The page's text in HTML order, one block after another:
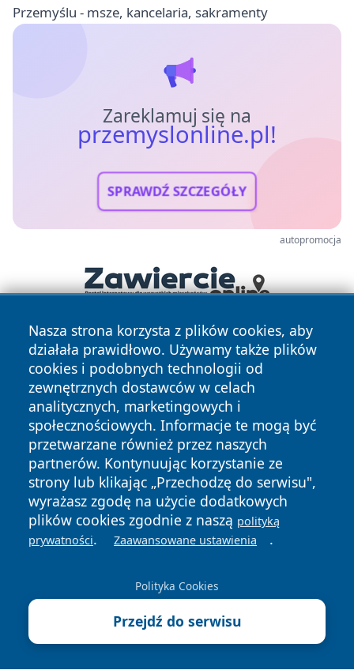
Przemyślu - msze, kancelaria, sakramenty
Zareklamuj się na
przemyslonline.pl!
SPRAWDŹ SZCZEGÓŁY
autopromocja
Nasza strona korzysta z plików cookies, aby
działała prawidłowo. Używamy także plików
cookies i podobnych technologii od
zewnętrznych dostawców w celach
analitycznych, marketingowych i
społecznościowych. Informacje te mogą być
przetwarzane również przez naszych
partnerów. Kontynuując korzystanie ze
strony lub klikając „Przechodzę do serwisu",
wyrażasz zgodę na użycie dodatkowych
plików cookies zgodnie z naszą polityką
prywatności. Zaawansowane ustawienia .
Polityka Cookies
Przejdź do serwisu
Copyright © 2026 przemyslonline.pl Wszystkie prawa
zastrzeżone.
News Autorzy
Polityka
Prywatności
Polityka
Cookies